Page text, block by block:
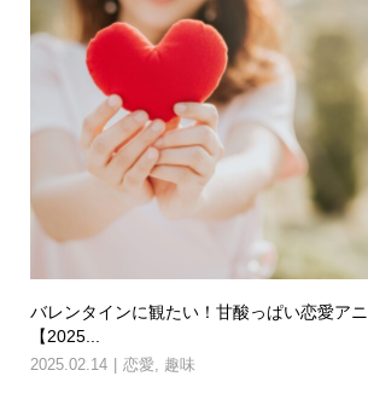
バレンタインに観たい！甘酸っぱい恋愛ア
【2025...
2025.02.14 恋愛 趣味